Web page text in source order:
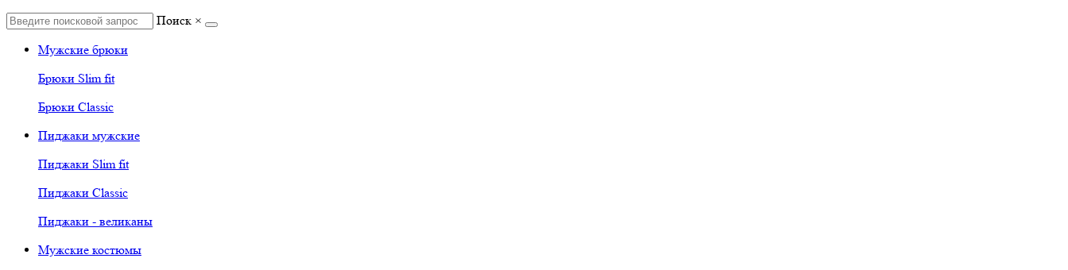
Поиск ×
Мужские брюки
Брюки Slim fit
Брюки Classic
Пиджаки мужские
Пиджаки Slim fit
Пиджаки Classic
Пиджаки - великаны
Мужские костюмы